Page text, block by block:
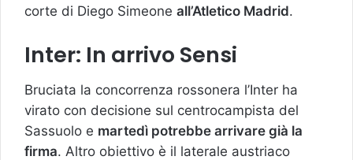
corte di Diego Simeone all’Atletico Madrid.
Inter: In arrivo Sensi
Bruciata la concorrenza rossonera l’Inter ha
virato con decisione sul centrocampista del
Sassuolo e martedì potrebbe arrivare già la
firma. Altro obiettivo è il laterale austriaco